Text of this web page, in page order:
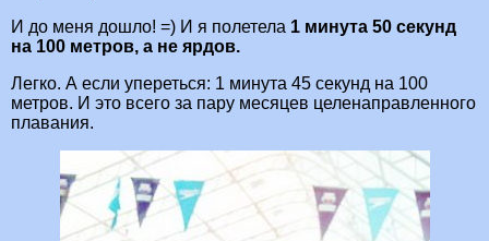
И до меня дошло! =) И я полетела 1 минута 50 секунд
на 100 метров, а не ярдов.
Легко. А если упереться: 1 минута 45 секунд на 100
метров. И это всего за пару месяцев целенаправленного
плавания.